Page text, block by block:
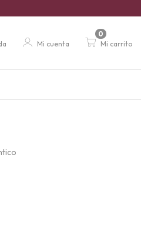
Mi cuenta Mi carrito
0